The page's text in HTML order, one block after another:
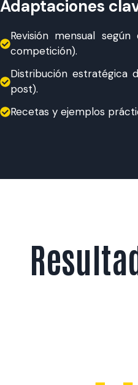
Adaptaciones
Revisión mensual
competición).
Distribución estratégica
post).
Recetas y ejemplos